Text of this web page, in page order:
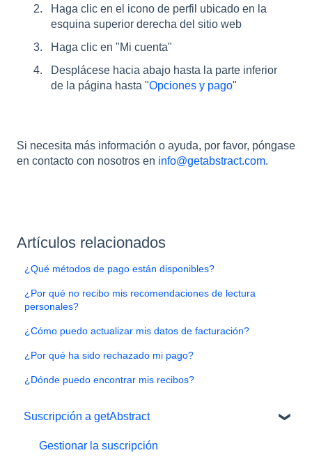
Haga clic en el icono de perfil ubicado en la
esquina superior derecha del sitio web
Haga clic en "Mi cuenta"
Desplácese hacia abajo hasta la parte inferior
de la página hasta "Opciones y pago"
Si necesita más información o ayuda, por favor, póngase
en contacto con nosotros en info@getabstract.com.
Artículos relacionados
¿Qué métodos de pago están disponibles?
¿Por qué no recibo mis recomendaciones de lectura
personales?
¿Cómo puedo actualizar mis datos de facturación?
¿Por qué ha sido rechazado mi pago?
¿Dónde puedo encontrar mis recibos?
Suscripción a getAbstract
Gestionar la suscripción